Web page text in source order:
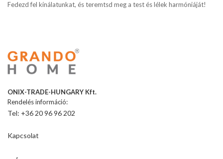
Fedezd fel kínálatunkat, és teremtsd meg a test és lélek harmóniáját!
ONIX-TRADE-HUNGARY Kft.
Rendelés információ:
Tel: +36 20 96 96 202
Kapcsolat